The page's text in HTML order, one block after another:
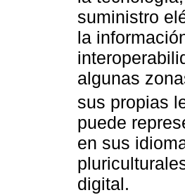
suministro
la
algunas
sus propias
puede
en sus
digital.